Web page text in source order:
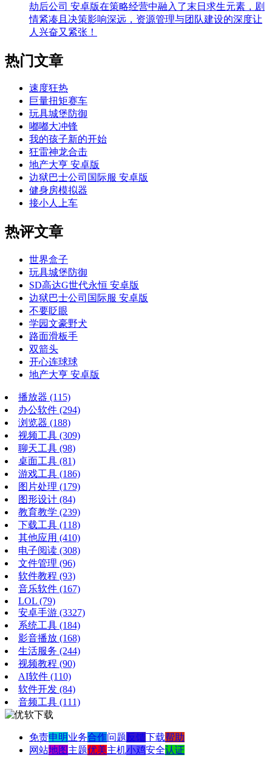
劫后公司 安卓版在策略经营中融入了末日求生元素，剧
情紧凑且决策影响深远，资源管理与团队建设的深度让
人兴奋又紧张！
热门文章
速度狂热
巨量扭矩赛车
玩具城堡防御
嘟嘟大冲锋
我的孩子新的开始
狂雷神龙合击
地产大亨 安卓版
边狱巴士公司国际服 安卓版
健身房模拟器
接小人上车
热评文章
世界盒子
玩具城堡防御
SD高达G世代永恒 安卓版
边狱巴士公司国际服 安卓版
不要眨眼
学园文豪野犬
路面滑板手
双箭头
开心连球球
地产大亨 安卓版
播放器 (115)
办公软件 (294)
浏览器 (188)
视频工具 (309)
聊天工具 (98)
桌面工具 (81)
游戏工具 (186)
图片处理 (179)
图形设计 (84)
教育教学 (239)
下载工具 (118)
其他应用 (410)
电子阅读 (308)
文件管理 (96)
软件教程 (93)
音乐软件 (167)
LOL (79)
安卓手游 (3327)
系统工具 (184)
影音播放 (168)
生活服务 (244)
视频教程 (90)
AI软件 (110)
软件开发 (84)
音频工具 (111)
免责申明业务合作问题反馈下载帮助
网站地图 主题优美主机小鸡安全认证